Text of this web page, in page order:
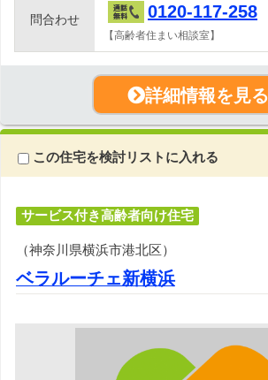
問合わせ 0120-117-258
【高齢者住まい相談室】
詳細情報を見る
この住宅を検討リストに入れる
サービス付き高齢者向け住宅
（神奈川県横浜市港北区）
ベラルーチェ新横浜